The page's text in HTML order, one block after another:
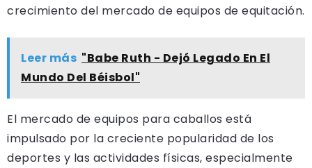
crecimiento del mercado de equipos de equitación.
Leer más "Babe Ruth - Dejó Legado En El
Mundo Del Béisbol"
El mercado de equipos para caballos está
impulsado por la creciente popularidad de los
deportes y las actividades físicas, especialmente